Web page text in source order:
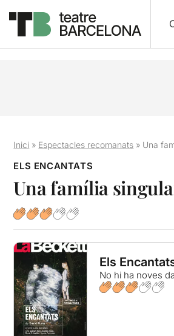
Inici » Espectacles recomanats » Una
ELS ENCANTATS
Una família
Els
No hi ha noves